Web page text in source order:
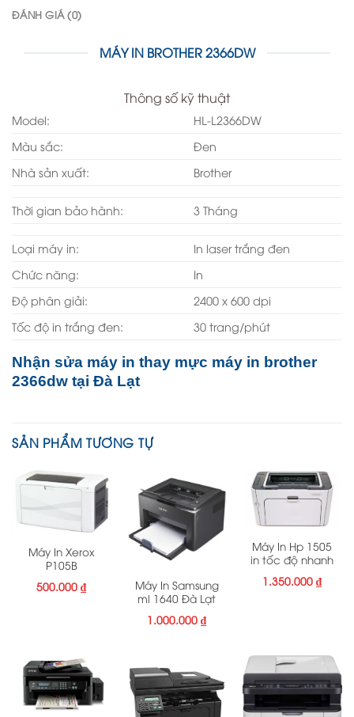
ĐÁNH GIÁ (0)
MÁY IN BROTHER 2366DW
Thông số kỹ thuật
Model:
HL-L2366DW
Màu sắc:
Đen
Nhà sản xuất:
Brother
Thời gian bảo hành: 3 Tháng
Loại máy in:
In laser trắng đen
Chức năng:
In
Độ phân giải:
2400 x 600 dpi
Tốc độ in trắng đen:
30 trang/phút
Nhận sửa máy in thay mực máy in brother
2366dw tại Đà Lạt
SẢN PHẨM TƯƠNG TỰ
Máy In Xerox
P105B
500.000₫
Máy In Samsung
ml 1640 Đà Lạt
1.000.000₫
Máy In Hp 1505
in tốc độ nhanh
1.350.000₫